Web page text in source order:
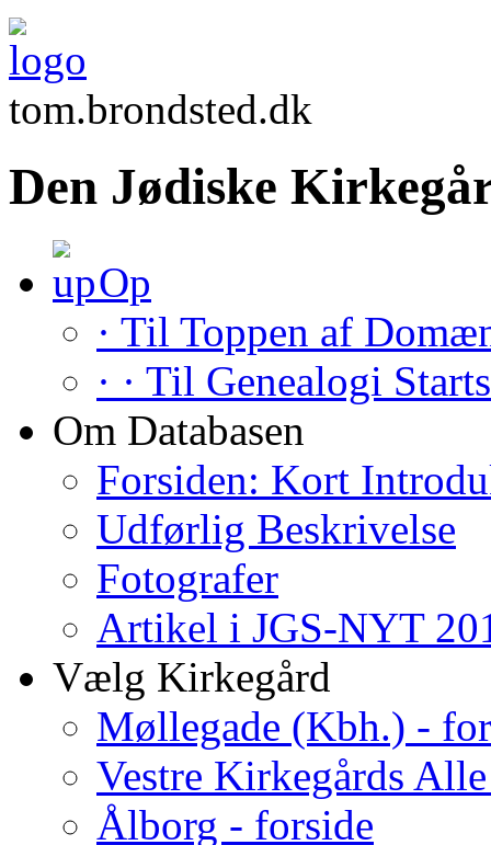
tom.brondsted.dk
Den Jødiske
Op
· Til Toppen af
· · Til Genealogi
Om Databasen
Forsiden: Kort
Udførlig Beskrivelse
Fotografer
Artikel i JGS-NYT
Vælg Kirkegård
Møllegade (Kbh.) -
Vestre Kirkegårds
Ålborg - forside